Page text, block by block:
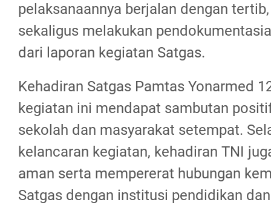
pelaksanaannya berjalan dengan
sekaligus melakukan
dari laporan kegiatan Satgas.
Kehadiran Satgas Pamtas Yonarmed
kegiatan ini mendapat sambutan
sekolah dan masyarakat setempat.
kelancaran kegiatan, kehadiran TNI
aman serta mempererat hubungan
Satgas dengan institusi pendidikan